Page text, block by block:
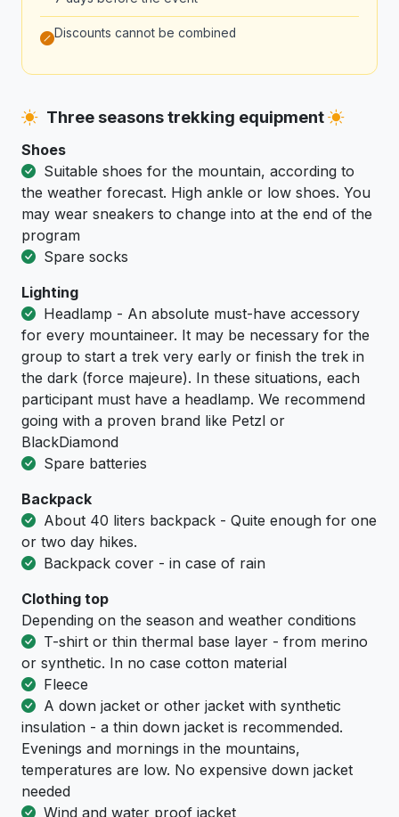
Discounts cannot be combined
Three seasons trekking equipment
Shoes
Suitable shoes for the mountain, according to
the weather forecast. High ankle or low shoes. You
may wear sneakers to change into at the end of the
program
Spare socks
Lighting
Headlamp - An absolute must-have accessory
for every mountaineer. It may be necessary for the
group to start a trek very early or finish the trek in
the dark (force majeure). In these situations, each
participant must have a headlamp. We recommend
going with a proven brand like Petzl or
BlackDiamond
Spare batteries
Backpack
About 40 liters backpack - Quite enough for one
or two day hikes.
Backpack cover - in case of rain
Clothing top
Depending on the season and weather conditions
T-shirt or thin thermal base layer - from merino
or synthetic. In no case cotton material
Fleece
A down jacket or other jacket with synthetic
insulation - a thin down jacket is recommended.
Evenings and mornings in the mountains,
temperatures are low. No expensive down jacket
needed
Wind and water proof jacket